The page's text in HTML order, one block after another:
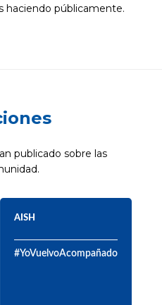
haciendo públicamente.
publicado sobre las
AISH
#YoVuelvoAcompañado